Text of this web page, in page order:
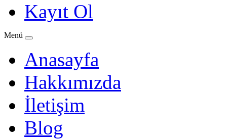
Kayıt Ol
Menü
Anasayfa
Hakkımızda
İletişim
Blog